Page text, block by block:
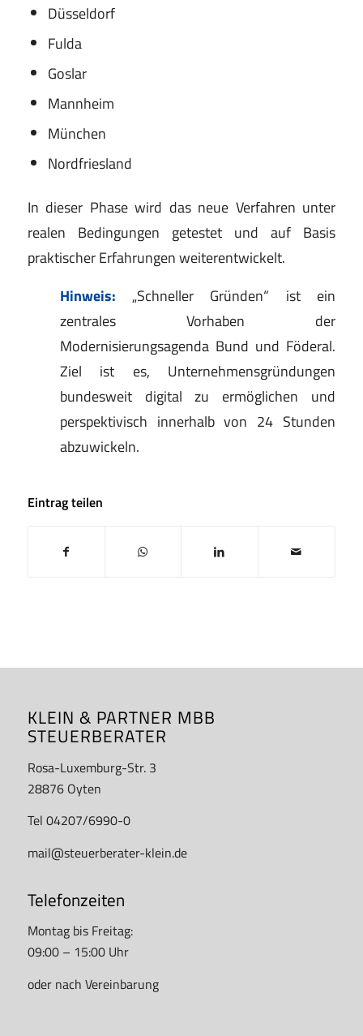
Düsseldorf
Fulda
Goslar
Mannheim
München
Nordfriesland
In dieser Phase wird das neue Verfahren unter
realen Bedingungen getestet und auf Basis
praktischer Erfahrungen weiterentwickelt.
Hinweis: „Schneller Gründen“ ist ein
zentrales Vorhaben der
Modernisierungsagenda Bund und Föderal.
Ziel ist es, Unternehmensgründungen
bundesweit digital zu ermöglichen und
perspektivisch innerhalb von 24 Stunden
abzuwickeln.
Eintrag teilen
KLEIN & PARTNER MBB
STEUERBERATER
Rosa-Luxemburg-Str. 3
28876 Oyten
Tel 04207/6990-0
mail@steuerberater-klein.de
Telefonzeiten
Montag bis Freitag:
09:00 – 15:00 Uhr
oder nach Vereinbarung